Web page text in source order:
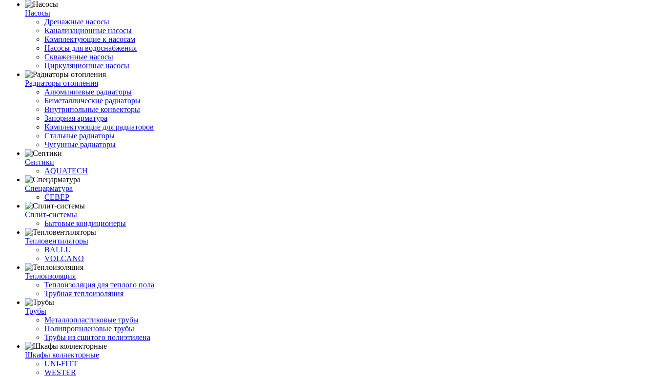
Насосы
Дренажные насосы
Канализационные насосы
Комплектующие к насосам
Насосы для водоснабжения
Скваженные насосы
Циркуляционные насосы
Радиаторы отопления
Алюминиевые радиаторы
Биметаллические радиаторы
Внутрипольные конвекторы
Запорная арматура
Комплектующие для радиаторов
Стальные радиаторы
Чугунные радиаторы
Септики
AQUATECH
Спецарматура
СЕВЕР
Сплит-системы
Бытовые кондиционеры
Тепловентиляторы
BALLU
VOLCANO
Теплоизоляция
Теплоизоляция для теплого пола
Трубная теплоизоляция
Трубы
Металлопластиковые трубы
Полипропиленовые трубы
Трубы из сшитого полиэтилена
Шкафы коллекторные
UNI-FITT
WESTER